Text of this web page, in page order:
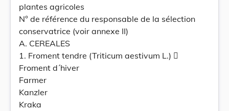
plantes agricoles
N° de référence du responsable de la sélection
conservatrice (voir annexe II)
A. CEREALES
1. Froment tendre (Triticum aestivum L.) 
Froment d´hiver
Farmer
Kanzler
Kraka